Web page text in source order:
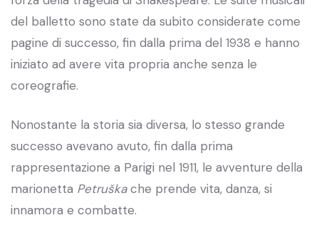
del balletto sono state da subito considerate come
pagine di successo, fin dalla prima del 1938 e hanno
iniziato ad avere vita propria anche senza le
coreografie.
Nonostante la storia sia diversa, lo stesso grande
successo avevano avuto, fin dalla prima
rappresentazione a Parigi nel 1911, le avventure della
marionetta Petruškache prende vita, danza, si
innamora e combatte.